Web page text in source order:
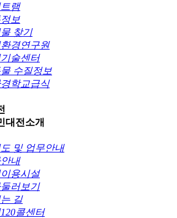
램
정보
찾기
환경연구원
술센터
수질정보
학교급식
대전소개
및 업무안내
내
용시설
러보기
길
콜센터